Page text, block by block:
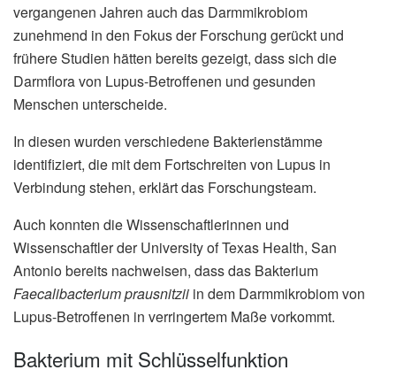
vergangenen Jahren auch das Darmmikrobiom
zunehmend in den Fokus der Forschung gerückt und
frühere Studien hätten bereits gezeigt, dass sich die
Darmflora von Lupus-Betroffenen und gesunden
Menschen unterscheide.
In diesen wurden verschiedene Bakterienstämme
identifiziert, die mit dem Fortschreiten von Lupus in
Verbindung stehen, erklärt das Forschungsteam.
Auch konnten die Wissenschaftlerinnen und
Wissenschaftler der University of Texas Health, San
Antonio bereits nachweisen, dass das Bakterium
Faecalibacterium prausnitzii in dem Darmmikrobiom von
Lupus-Betroffenen in verringertem Maße vorkommt.
Bakterium mit Schlüsselfunktion